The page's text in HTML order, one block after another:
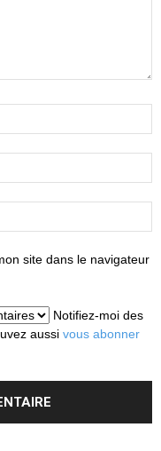
site dans le navigateur
Notifiez-moi des
aussi vous abonner